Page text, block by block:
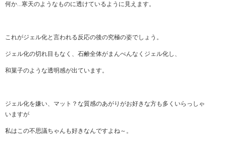
何か…寒天のようなものに透けているように見えます。
これがジェル化と言われる反応の後の究極の姿でしょう。
ジェル化の切れ目もなく、石鹸全体がまんべんなくジェル化し、
和菓子のような透明感が出ています。
ジェル化を嫌い、マット？な質感のあがりがお好きな方も多くいらっしゃ
いますが
私はこの不思議ちゃんも好きなんですよね～。